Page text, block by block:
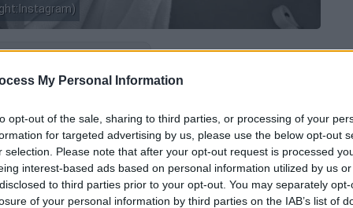
My Personal Information
opt-out of the sale, sharing to third parties, or processing of your
for targeted advertising by us, please use the below opt-out
selection. Please note that after your opt-out request is processed
interest-based ads based on personal information utilized by us
to third parties prior to your opt-out. You may separately
of your personal information by third parties on the IAB’s list of
τους βιώνουν η
του Σαββάτου 6 Ιουνίου υποδέχτηκαν
απέκτησε ένα υγιέστατο αγοράκι,
τους διαδικτυακούς του φίλους.